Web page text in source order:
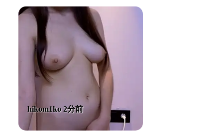
hikom1ko 2分前